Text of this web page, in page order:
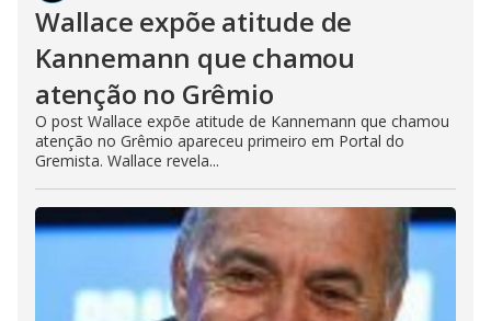
Wallace expõe atitude de
Kannemann que chamou
atenção no Grêmio
O post Wallace expõe atitude de Kannemann que chamou
atenção no Grêmio apareceu primeiro em Portal do
Gremista. Wallace revela...